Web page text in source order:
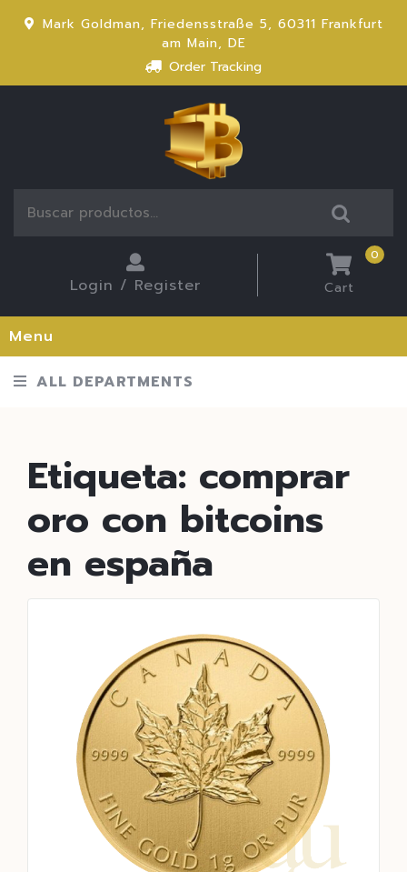
Mark Goldman, Friedensstraße 5, 60311 Frankfurt
am Main, DE
Order Tracking
Login / Register Cart
0
Menu
ALL DEPARTMENTS
Etiqueta: comprar
oro con bitcoins
en españa